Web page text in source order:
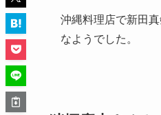
沖縄料理店で新田
なようでした。